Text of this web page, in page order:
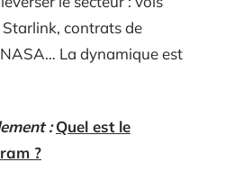
contrats de
La dynamique est
: Quel est le
?